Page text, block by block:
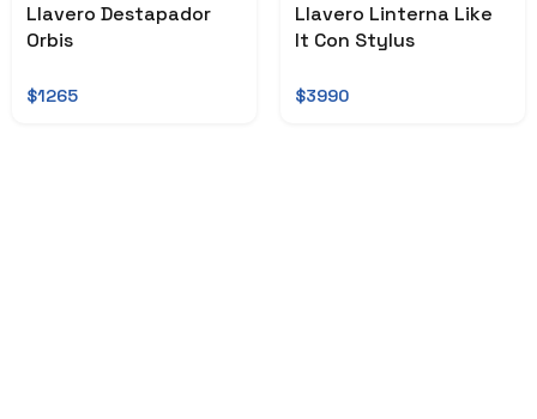
Llavero Destapador
Orbis
$1265
Llavero Linterna Like
It Con Stylus
$3990